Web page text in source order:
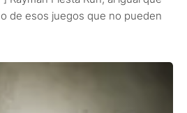
de esos juegos que no pueden